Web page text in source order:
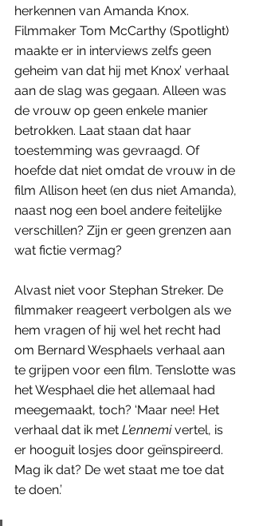
herkennen van Amanda Knox.
Filmmaker Tom McCarthy (Spotlight)
maakte er in interviews zelfs geen
geheim van dat hij met Knox’ verhaal
aan de slag was gegaan. Alleen was
de vrouw op geen enkele manier
betrokken. Laat staan dat haar
toestemming was gevraagd. Of
hoefde dat niet omdat de vrouw in de
film Allison heet (en dus niet Amanda),
naast nog een boel andere feitelijke
verschillen? Zijn er geen grenzen aan
wat fictie vermag?
Alvast niet voor Stephan Streker. De
filmmaker reageert verbolgen als we
hem vragen of hij wel het recht had
om Bernard Wesphaels verhaal aan
te grijpen voor een film. Tenslotte was
het Wesphael die het allemaal had
meegemaakt, toch? ‘Maar nee! Het
verhaal dat ik met L’ennemi vertel, is
er hooguit losjes door geïnspireerd.
Mag ik dat? De wet staat me toe dat
te doen.’